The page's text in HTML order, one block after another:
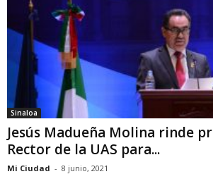
Sinaloa
Jesús Madueña Molina rinde
Rector de la UAS para...
Mi Ciudad - 8 junio, 2021